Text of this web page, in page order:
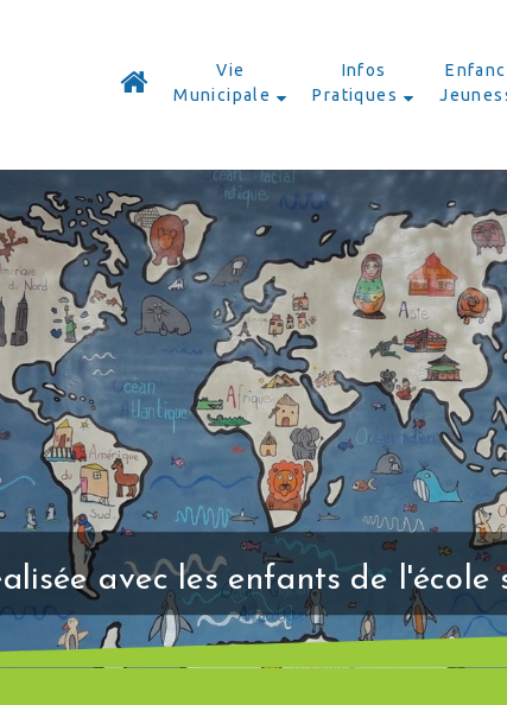
Vie
Municipale
Infos
Pratiques
avec les enfants de l'école